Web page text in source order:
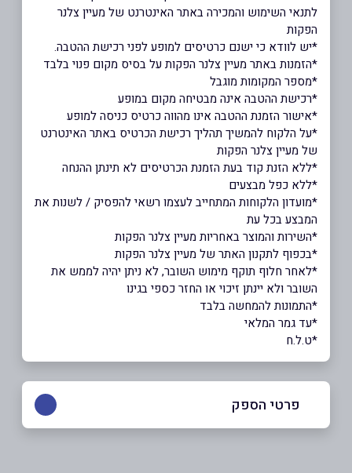
לתנאי השימוש והמכירה באתר האינטרנט של מעיין צלנר
הפקות
*יש לוודא כי ישנם כרטיסים למופע לפני רכישת ההטבה.
*הזמנות באתר מעיין צלנר הפקות על בסיס מקום פנוי בלבד
*מספר המקומות מוגבל
*רכישת ההטבה אינה מבטיחה מקום במופע
*אישור הזמנת ההטבה אינו מהווה כרטיס כניסה למופע
*על הלקוח להמשיך תהליך רכישת הכרטיס באתר האינטרנט
של מעיין צלנר הפקות
*ללא הזנת קוד בעת הזמנת הכרטיסים לא תינתן ההנחה
*ללא כפל מבצעים
*מועדון הלקוחות המתחייב לעצמו רשאי להפסיק / לשנות את
המבצע בכל עת
*השירות והמוצר באחריות מעיין צלנר הפקות
*בכפוף לתקנון האתר של מעיין צלנר הפקות
*לאחר חלוף תוקף מימוש השובר, לא ניתן יהיה לממש את
השובר ולא יינתן זיכוי או החזר כספי בגינו
*התמונות להמחשה בלבד
*עד גמר המלאי
*ט.ל.ח
פרטי הספק